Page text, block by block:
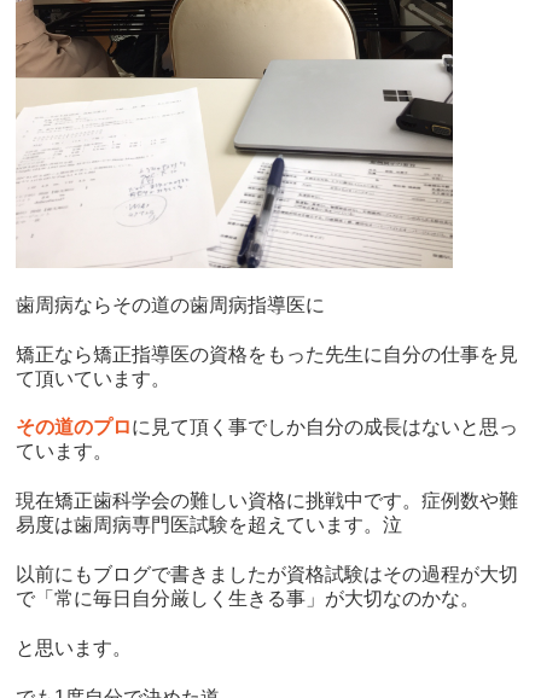
歯周病ならその道の歯周病指導医に
矯正なら矯正指導医の資格をもった先生に自分の仕事を見
て頂いています。
その道のプロに見て頂く事でしか自分の成長はないと思っ
ています。
現在矯正歯科学会の難しい資格に挑戦中です。症例数や難
易度は歯周病専門医試験を超えています。泣
以前にもブログで書きましたが資格試験はその過程が大切
で「常に毎日自分厳しく生きる事」が大切なのかな。
と思います。